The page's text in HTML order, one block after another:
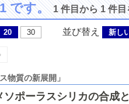
です。1 件目から 1 件
20 30 並び替え 新し
物質の新展開」
ソポーラスシリカの合成